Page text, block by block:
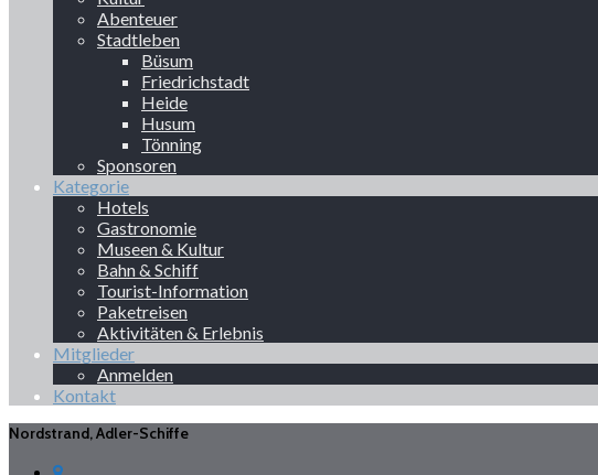
Abenteuer
Stadtleben
Büsum
Friedrichstadt
Heide
Husum
Tönning
Sponsoren
Kategorie
Hotels
Gastronomie
Museen & Kultur
Bahn & Schiff
Tourist-Information
Paketreisen
Aktivitäten & Erlebnis
Mitglieder
Anmelden
Kontakt
Nordstrand, Adler-Schiffe